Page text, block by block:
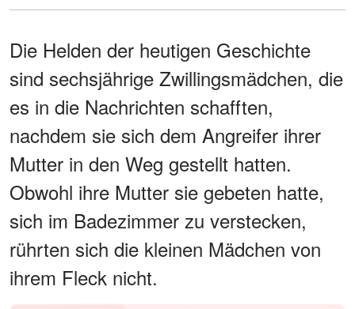
Die Helden der heutigen Geschichte
sind sechsjährige Zwillingsmädchen, die
es in die Nachrichten schafften,
nachdem sie sich dem Angreifer ihrer
Mutter in den Weg gestellt hatten.
Obwohl ihre Mutter sie gebeten hatte,
sich im Badezimmer zu verstecken,
rührten sich die kleinen Mädchen von
ihrem Fleck nicht.